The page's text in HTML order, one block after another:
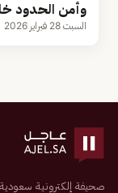
وأمن الحدود
السبت 28 فبراير 2026